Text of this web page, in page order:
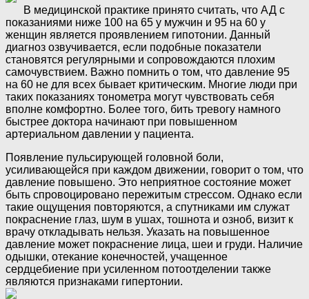
В медицинской практике принято считать, что АД с
показаниями ниже 100 на 65 у мужчин и 95 на 60 у
женщин является проявлением гипотонии. Данный
диагноз озвучивается, если подобные показатели
становятся регулярными и сопровождаются плохим
самочувствием. Важно помнить о том, что давление 95
на 60 не для всех бывает критическим. Многие люди при
таких показаниях тонометра могут чувствовать себя
вполне комфортно. Более того, бить тревогу намного
быстрее доктора начинают при повышенном
артериальном давлении у пациента.
Появление пульсирующей головной боли,
усиливающейся при каждом движении, говорит о том, что
давление повышено. Это неприятное состояние может
быть спровоцировано пережитым стрессом. Однако если
такие ощущения повторяются, а спутниками им служат
покраснение глаз, шум в ушах, тошнота и озноб, визит к
врачу откладывать нельзя. Указать на повышенное
давление может покраснение лица, шеи и груди. Наличие
одышки, отекание конечностей, учащенное
сердцебиение при усиленном потоотделении также
являются признаками гипертонии.